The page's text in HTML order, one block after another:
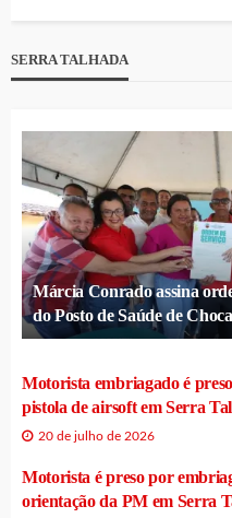
SERRA TALHADA
Márcia Conrado assina
do Posto de Saúde de
Motorista embriagado é
pistola de airsoft em Serra
20 de julho de 2026
Motorista é preso por
orientação da PM em Serra